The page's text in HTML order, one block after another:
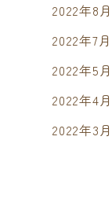
2022年8月
2022年7月
2022年5月
2022年4月
2022年3月